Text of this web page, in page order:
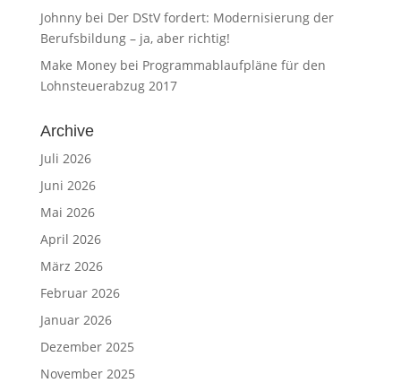
Johnnybei Der DStV fordert: Modernisierung der
Berufsbildung – ja, aber richtig!
Make Moneybei Programmablaufpläne für den
Lohnsteuerabzug 2017
Archive
Juli 2026
Juni 2026
Mai 2026
April 2026
März 2026
Februar 2026
Januar 2026
Dezember 2025
November 2025